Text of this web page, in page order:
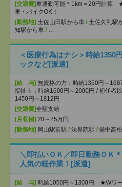
[交通費]車通勤可能＊1km＝20円計算
車・バイクOK！
[勤務地] 土佐山田駅から車 / 土佐久礼駅
知駅から車 / …
＜医療行為はナシ＞時給1350
ックなど[派遣]
[給 与] 無資格の方：時給1350円～
福祉士：時給1600円～2000円 / 初任者
1450円～1812円
[交通費]全額支給
[月収例] 20～25万円
[勤務地] 岡山駅前駅 / 法界院駅 / 備中高
＼即払いＯＫ／即日勤務ＯＫ
人気の軽作業！[派遣]
[給 与] 時給1050円～1300円 ★Wワ